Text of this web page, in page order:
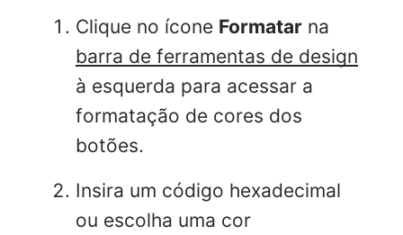
Clique no ícone Formatar na
barra de ferramentas de design
à esquerda para acessar a
formatação de cores dos
botões.
Insira um código hexadecimal
ou escolha uma cor